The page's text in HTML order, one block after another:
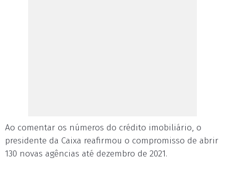
Ao comentar os números do crédito imobiliário, o
presidente da Caixa reafirmou o compromisso de abrir
130 novas agências até dezembro de 2021.